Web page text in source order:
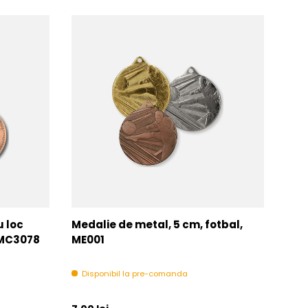
loc
Medalie de metal, 5 cm, fotbal,
ME001
Disponibil la pre-comanda